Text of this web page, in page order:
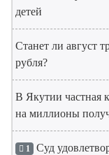
детей
Станет ли август
рубля?
В Якутии частная
на миллионы
1 Суд